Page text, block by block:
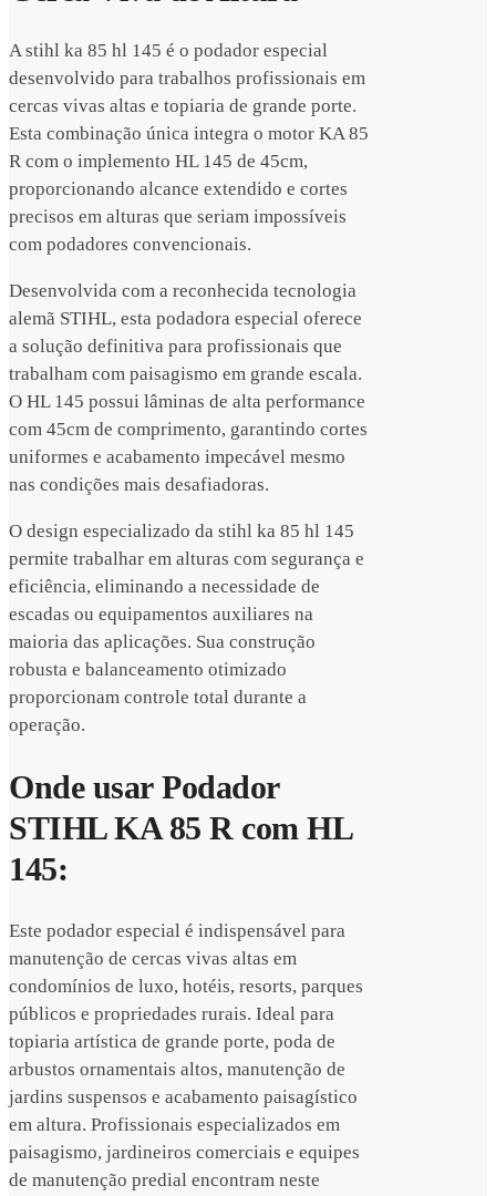
A stihl ka 85 hl 145 é o podador especial
desenvolvido para trabalhos profissionais em
cercas vivas altas e topiaria de grande porte.
Esta combinação única integra o motor KA 85
R com o implemento HL 145 de 45cm,
proporcionando alcance extendido e cortes
precisos em alturas que seriam impossíveis
com podadores convencionais.
Desenvolvida com a reconhecida tecnologia
alemã STIHL, esta podadora especial oferece
a solução definitiva para profissionais que
trabalham com paisagismo em grande escala.
O HL 145 possui lâminas de alta performance
com 45cm de comprimento, garantindo cortes
uniformes e acabamento impecável mesmo
nas condições mais desafiadoras.
O design especializado da stihl ka 85 hl 145
permite trabalhar em alturas com segurança e
eficiência, eliminando a necessidade de
escadas ou equipamentos auxiliares na
maioria das aplicações. Sua construção
robusta e balanceamento otimizado
proporcionam controle total durante a
operação.
Onde usar Podador
STIHL KA 85 R com HL
145:
Este podador especial é indispensável para
manutenção de cercas vivas altas em
condomínios de luxo, hotéis, resorts, parques
públicos e propriedades rurais. Ideal para
topiaria artística de grande porte, poda de
arbustos ornamentais altos, manutenção de
jardins suspensos e acabamento paisagístico
em altura. Profissionais especializados em
paisagismo, jardineiros comerciais e equipes
de manutenção predial encontram neste